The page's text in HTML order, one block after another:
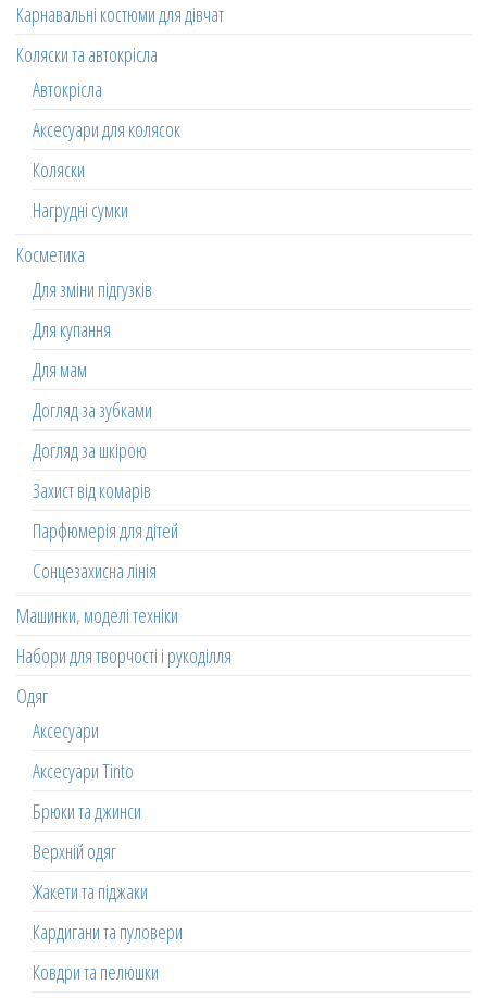
Карнавальні костюми для дівчат
Коляски та автокрісла
Автокрісла
Аксесуари для колясок
Коляски
Нагрудні сумки
Косметика
Для зміни підгузків
Для купання
Для мам
Догляд за зубками
Догляд за шкірою
Захист від комарів
Парфюмерія для дітей
Сонцезахисна лінія
Машинки, моделі техніки
Набори для творчості і рукоділля
Одяг
Аксесуари
Аксесуари Tinto
Брюки та джинси
Верхній одяг
Жакети та піджаки
Кардигани та пуловери
Ковдри та пелюшки